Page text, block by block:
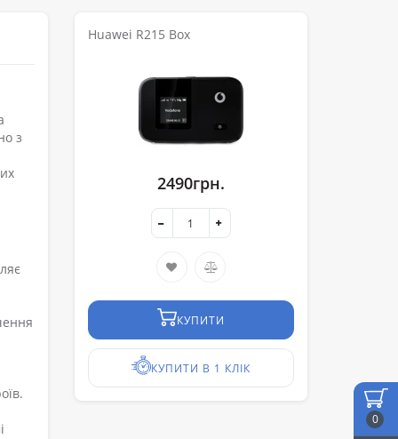
0
з
Huawei R215 Box
2490грн.
КУПИТИ
КУПИТИ В 1 КЛІК